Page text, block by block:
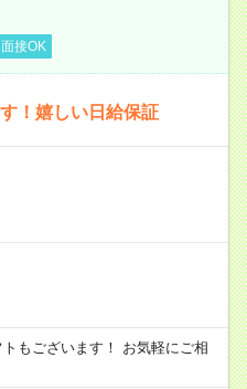
接OK
！嬉しい日給保証
もございます！ お気軽にご相